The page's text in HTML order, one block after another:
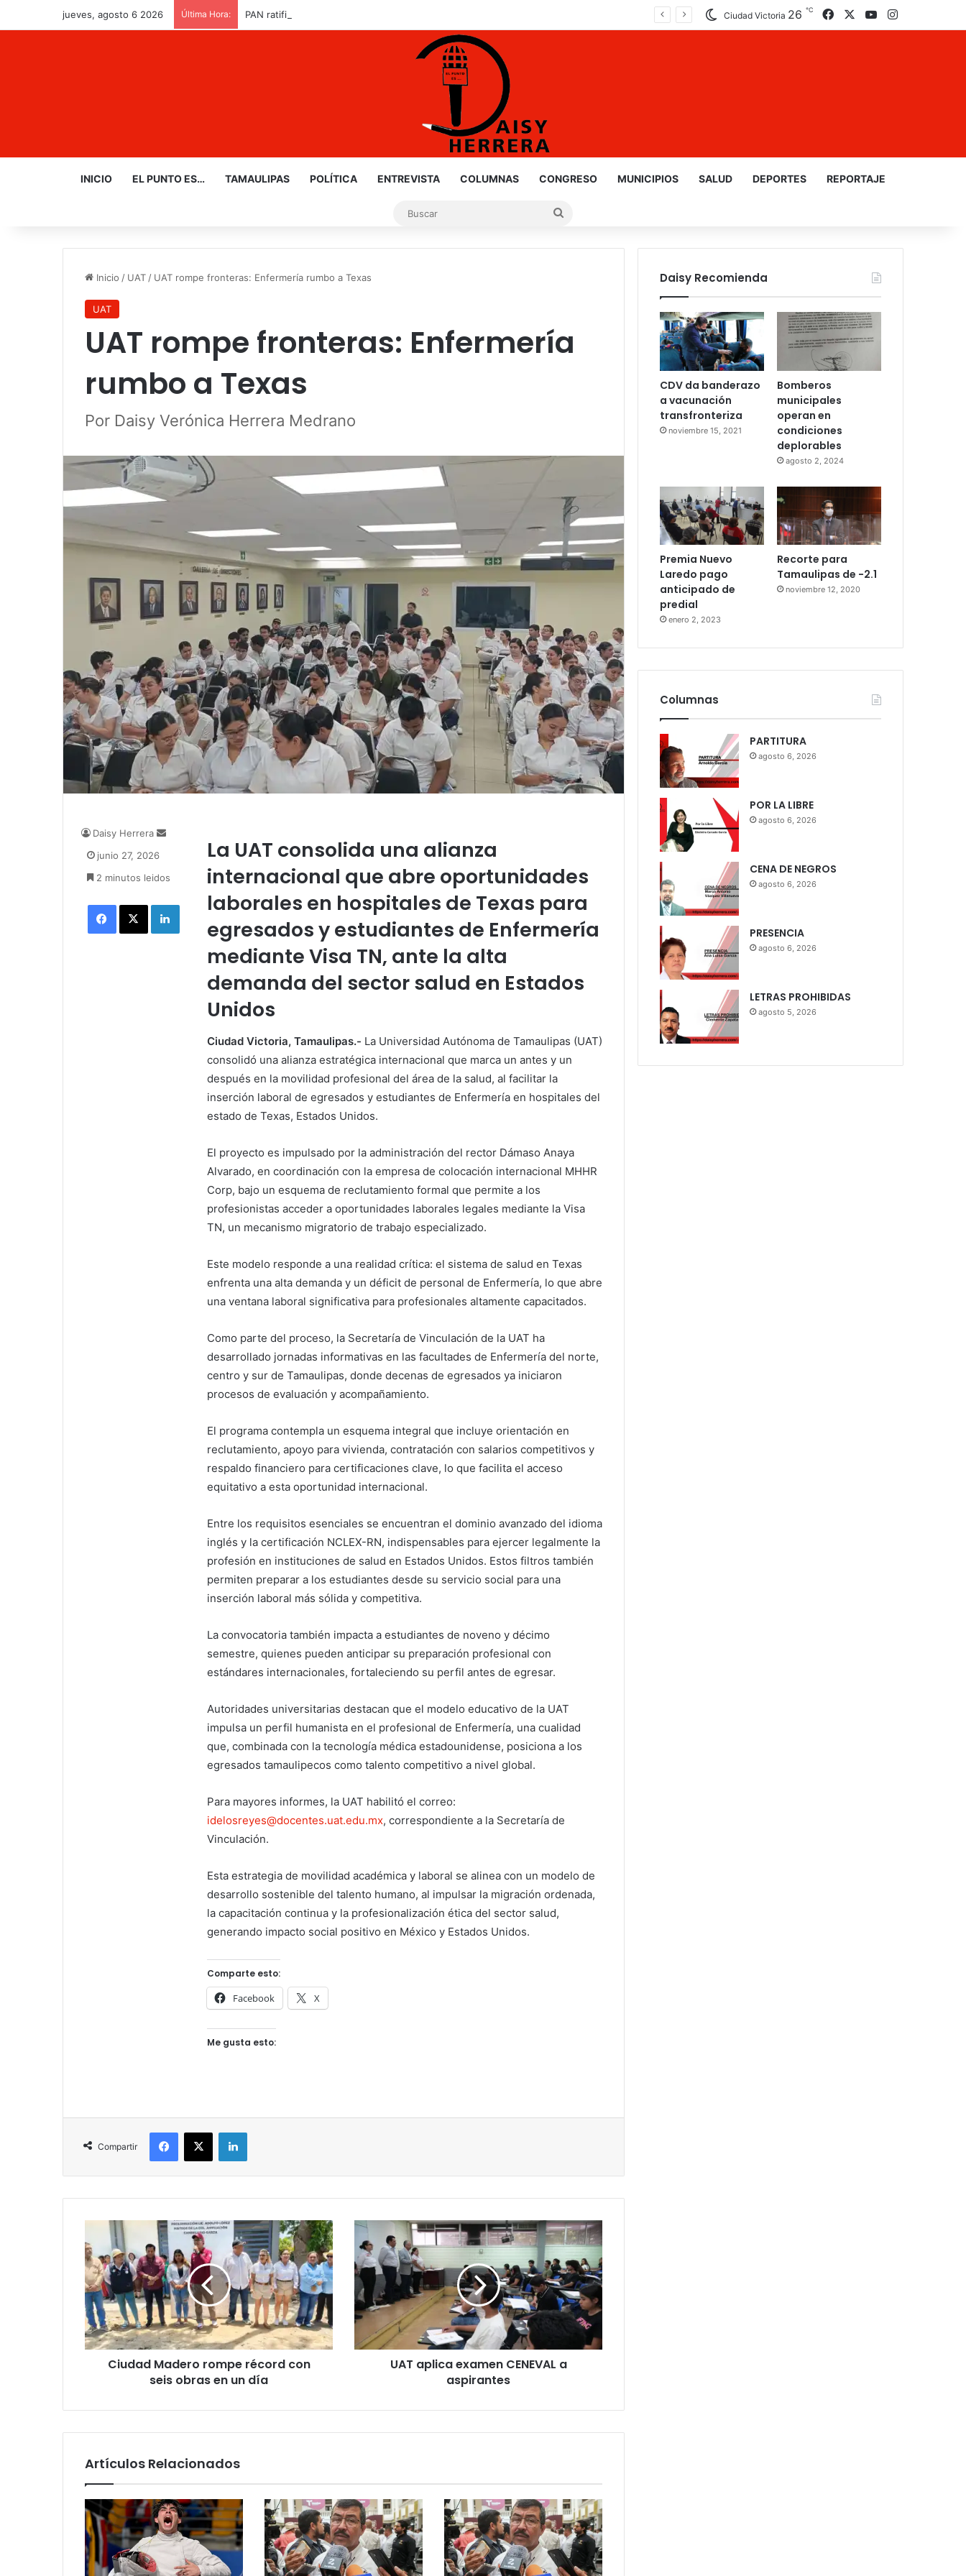
jueves, agosto 6 2026 Última Hora: PAN ratifica triunfo de Gloria y Truko Ciudad Victoria 26 ℃ Facebook YouTube
INICIO EL PUNTO ES… TAMAULIPAS POLÍTICA ENTREVISTA COLUMNAS CONGRESO MUNICIPIOS SALUD DEPORTES REPORTAJE
Inicio / UAT / UAT rompe fronteras: Enfermería rumbo a Texas
UAT
UAT rompe fronteras: Enfermería
rumbo a Texas
Por Daisy Verónica Herrera Medrano
La UAT consolida una alianza
internacional que abre oportunidades
laborales en hospitales de Texas para
egresados y estudiantes de Enfermería
mediante Visa TN, ante la alta
demanda del sector salud en Estados
Unidos
Ciudad Victoria, Tamaulipas.- La Universidad Autónoma de Tamaulipas (UAT)
consolidó una alianza estratégica internacional que marca un antes y un
después en la movilidad profesional del área de la salud, al facilitar la
inserción laboral de egresados y estudiantes de Enfermería en hospitales del
estado de Texas, Estados Unidos.
El proyecto es impulsado por la administración del rector Dámaso Anaya
Alvarado, en coordinación con la empresa de colocación internacional MHHR
Corp, bajo un esquema de reclutamiento formal que permite a los
profesionistas acceder a oportunidades laborales legales mediante la Visa
TN, un mecanismo migratorio de trabajo especializado.
Este modelo responde a una realidad crítica: el sistema de salud en Texas
enfrenta una alta demanda y un déficit de personal de Enfermería, lo que abre
una ventana laboral significativa para profesionales altamente capacitados.
Como parte del proceso, la Secretaría de Vinculación de la UAT ha
desarrollado jornadas informativas en las facultades de Enfermería del norte,
centro y sur de Tamaulipas, donde decenas de egresados ya iniciaron
procesos de evaluación y acompañamiento.
El programa contempla un esquema integral que incluye orientación en
reclutamiento, apoyo para vivienda, contratación con salarios competitivos y
respaldo financiero para certificaciones clave, lo que facilita el acceso
equitativo a esta oportunidad internacional.
Entre los requisitos esenciales se encuentran el dominio avanzado del idioma
inglés y la certificación NCLEX-RN, indispensables para ejercer legalmente la
profesión en instituciones de salud en Estados Unidos. Estos filtros también
permiten preparar a los estudiantes desde su servicio social para una
inserción laboral más sólida y competitiva.
La convocatoria también impacta a estudiantes de noveno y décimo
semestre, quienes pueden anticipar su preparación profesional con
estándares internacionales, fortaleciendo su perfil antes de egresar.
Autoridades universitarias destacan que el modelo educativo de la UAT
impulsa un perfil humanista en el profesional de Enfermería, una cualidad
que, combinada con la tecnología médica estadounidense, posiciona a los
egresados tamaulipecos como talento competitivo a nivel global.
Para mayores informes, la UAT habilitó el correo:
idelosreyes@docentes.uat.edu.mx, correspondiente a la Secretaría de
Vinculación.
Esta estrategia de movilidad académica y laboral se alinea con un modelo de
desarrollo sostenible del talento humano, al impulsar la migración ordenada,
la capacitación continua y la profesionalización ética del sector salud,
generando impacto social positivo en México y Estados Unidos.
Comparte esto:
Facebook X
Me gusta esto:
Daisy Herrera
d
n
e
junio 27, 2026
2 minutos leidos
Facebook X LinkedIn
Compartir
Ciudad Madero rompe récord con
seis obras en un día
UAT aplica examen CENEVAL a
aspirantes
Artículos Relacionados
Daisy Recomienda
CDV da banderazo
a vacunación
transfronteriza
noviembre 15, 2021
Bomberos
municipales
operan en
condiciones
deplorables
agosto 2, 2024
Premia Nuevo
Laredo pago
anticipado de
predial
enero 2, 2023
Recorte para
Tamaulipas de -2.1
noviembre 12, 2020
Columnas
PARTITURA
agosto 6, 2026
POR LA LIBRE
agosto 6, 2026
CENA DE NEGROS
agosto 6, 2026
PRESENCIA
agosto 6, 2026
LETRAS PROHIBIDAS
agosto 5, 2026